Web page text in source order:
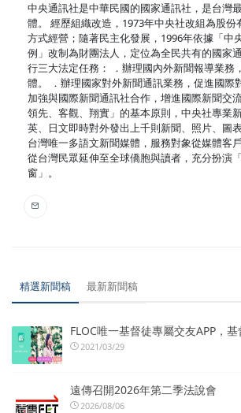
中央通訊社是中華民國的國家通訊社，是台灣
體。 經歷組織改造，1973年中央社改組為股份
方式經營；隨著民主化發展，1996年依據「中
例」改制為財團法人，定位為全民共有的國家
行三大法定任務： ．辦理國內外新聞報導業務
體。 ．辦理國家對外新聞通訊業務，促進國際
加強與國際新聞通訊社合作，增進國際新聞交
領先、客觀、翔實」的基本原則，中央社專業
英、日文即時對外發出上千則新聞、照片、圖
台灣唯一多語文新聞媒體，服務對象從媒體客
從台灣民眾延伸至全球僑胞與讀者，充分扮演
窗」。
精選新聞稿 最新新聞稿
FLOC唯一基督徒專屬交友APP，
2021/03/29
遠傳召開2026年第二季法說會
2026/08/06